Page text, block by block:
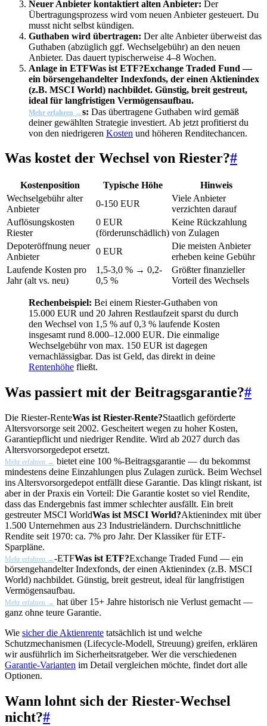
Neuer Anbieter kontaktiert alten Anbieter: Der
Übertragungsprozess wird vom neuen Anbieter gesteuert. Du
musst nicht selbst kündigen.
Guthaben wird übertragen: Der alte Anbieter überweist das
Guthaben (abzüglich ggf. Wechselgebühr) an den neuen
Anbieter. Das dauert typischerweise 4–8 Wochen.
Anlage in ETFWas ist ETF?Exchange Traded Fund —
ein börsengehandelter Indexfonds, der einen Aktienindex
(z.B. MSCI World) nachbildet. Günstig, breit gestreut,
ideal für langfristigen Vermögensaufbau.
Mehr erfahren →s: Das übertragene Guthaben wird gemäß
deiner gewählten Strategie investiert. Ab jetzt profitierst du
von den niedrigeren Kosten und höheren Renditechancen.
Was kostet der Wechsel von Riester?#
Kostenposition Typische Höhe
Hinweis
Wechselgebühr alter
Anbieter
0-150 EUR
Viele Anbieter
verzichten darauf
Auflösungskosten
Riester
0 EUR
(förderunschädlich)
Keine Rückzahlung
von Zulagen
Depoteröffnung neuer
Anbieter
0 EUR
Die meisten Anbieter
erheben keine Gebühr
Laufende Kosten pro
Jahr (alt vs. neu)
1,5-3,0 % → 0,2-
0,5 %
Größter finanzieller
Vorteil des Wechsels
Rechenbeispiel: Bei einem Riester-Guthaben von
15.000 EUR und 20 Jahren Restlaufzeit sparst du durch
den Wechsel von 1,5 % auf 0,3 % laufende Kosten
insgesamt rund 8.000–12.000 EUR. Die einmalige
Wechselgebühr von max. 150 EUR ist dagegen
vernachlässigbar. Das ist Geld, das direkt in deine
Rentenhöhe fließt.
Was passiert mit der Beitragsgarantie?#
Die Riester-RenteWas ist Riester-Rente?Staatlich geförderte
Altersvorsorge seit 2002. Gescheitert wegen zu hoher Kosten,
Garantiepflicht und niedriger Rendite. Wird ab 2027 durch das
Altersvorsorgedepot ersetzt.
Mehr erfahren → bietet eine 100 %-Beitragsgarantie — du bekommst
mindestens deine Einzahlungen plus Zulagen zurück. Beim Wechsel
ins Altersvorsorgedepot entfällt diese Garantie. Das klingt riskant, ist
aber in der Praxis ein Vorteil: Die Garantie kostet so viel Rendite,
dass das Endergebnis fast immer schlechter ausfällt. Ein breit
gestreuterMSCI WorldWas ist MSCI World?Aktienindex mit über
1.500 Unternehmen aus 23 Industrieländern. Durchschnittliche
Rendite seit 1970: ca. 7% pro Jahr. Der Klassiker für ETF-
Sparpläne.
Mehr erfahren →-ETFWas ist ETF?Exchange Traded Fund — ein
börsengehandelter Indexfonds, der einen Aktienindex (z.B. MSCI
World) nachbildet. Günstig, breit gestreut, ideal für langfristigen
Vermögensaufbau.
Mehr erfahren → hat über 15+ Jahre historisch nie Verlust gemacht —
ganz ohne teure Garantie.
Wie sicher die Aktienrente tatsächlich ist und welche
Schutzmechanismen (Lifecycle-Modell, Streuung) greifen, erklären
wir ausführlich im Sicherheitsratgeber. Wer die verschiedenen
Garantie-Varianten im Detail vergleichen möchte, findet dort alle
Optionen.
Wann lohnt sich der Riester-Wechsel
nicht?#